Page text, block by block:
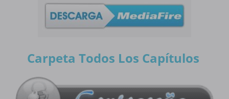
Carpeta Todos Los Capítulos